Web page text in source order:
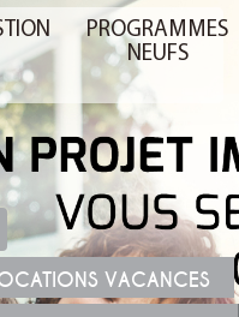
PROGRAMMES
NEUFS
VACANCES